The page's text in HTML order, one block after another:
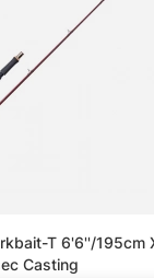
T 6'6''/195cm
Casting